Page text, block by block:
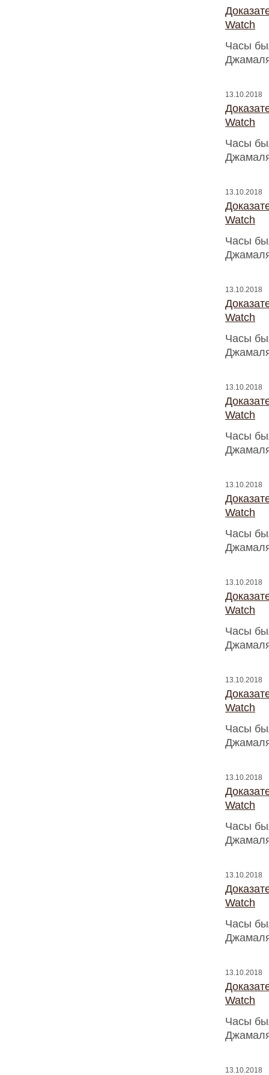
Watch
Часы
13.10.2018
Watch
Часы
13.10.2018
Watch
Часы
13.10.2018
Watch
Часы
13.10.2018
Watch
Часы
13.10.2018
Watch
Часы
13.10.2018
Watch
Часы
13.10.2018
Watch
Часы
13.10.2018
Watch
Часы
13.10.2018
Watch
Часы
13.10.2018
Watch
Часы
13.10.2018